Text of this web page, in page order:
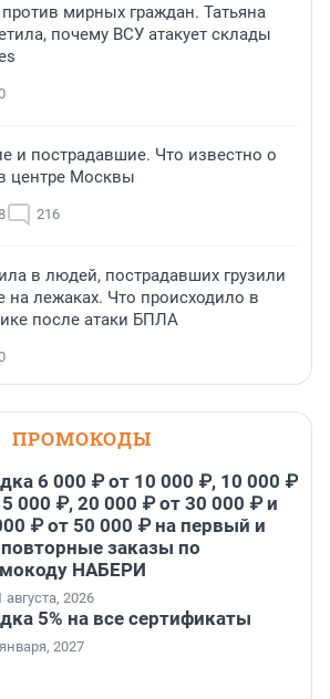
мирных граждан. Татьяна
почему ВСУ атакует склады
и пострадавшие. Что известно о
центре Москвы
216
в людей, пострадавших грузили
на лежаках. Что происходило в
после атаки БПЛА
ПРОМОКОДЫ
6 000 ₽ от 10 000 ₽, 10 000 ₽
000 ₽, 20 000 ₽ от 30 000 ₽ и
₽ от 50 000 ₽ на первый и
повторные заказы по
НАБЕРИ
августа, 2026
5% на все сертификаты
2027